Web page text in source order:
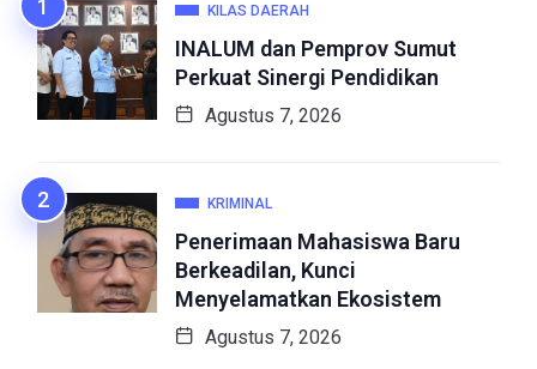
KILAS DAERAH
INALUM dan Pemprov Sumut
Perkuat Sinergi Pendidikan
Agustus 7, 2026
KRIMINAL
Penerimaan Mahasiswa Baru
Berkeadilan, Kunci
Menyelamatkan Ekosistem
Agustus 7, 2026